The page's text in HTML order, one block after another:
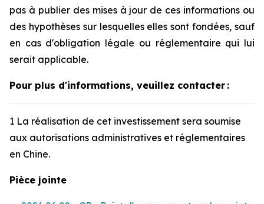
pas à publier des mises à jour de ces informations ou
des hypothèses sur lesquelles elles sont fondées, sauf
en cas d'obligation légale ou réglementaire qui lui
serait applicable.
Pour plus d'informations, veuillez contacter :
1 La réalisation de cet investissement sera soumise
aux autorisations administratives et réglementaires
en Chine.
Pièce jointe